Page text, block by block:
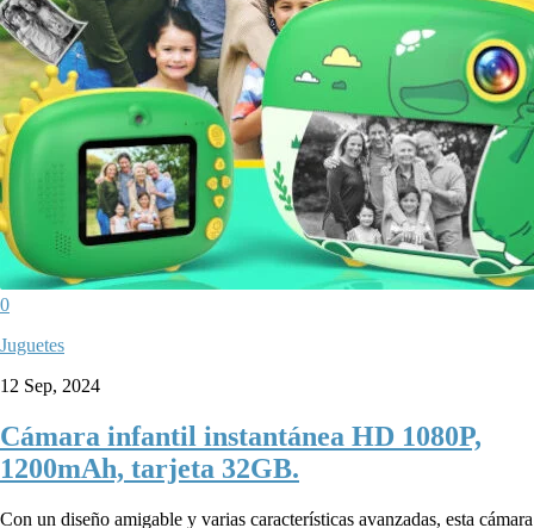
0
Juguetes
12 Sep, 2024
Cámara infantil instantánea HD 1080P,
1200mAh, tarjeta 32GB.
Con un diseño amigable y varias características avanzadas, esta cámara